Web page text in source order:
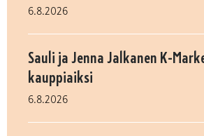
6.8.2026
Sauli ja Jenna Jalkanen K-
kauppiaiksi
6.8.2026